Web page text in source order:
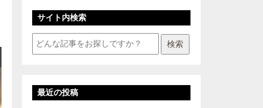
サイト内検索
検索
最近の投稿